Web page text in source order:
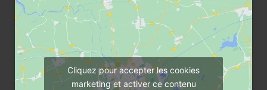
Cliquez pour accepter les cookies
marketing et activer ce contenu